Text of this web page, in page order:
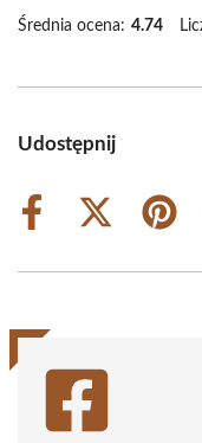
Średnia ocena: 4.74
Udostępnij
Share
Share
(Twitter)
Share